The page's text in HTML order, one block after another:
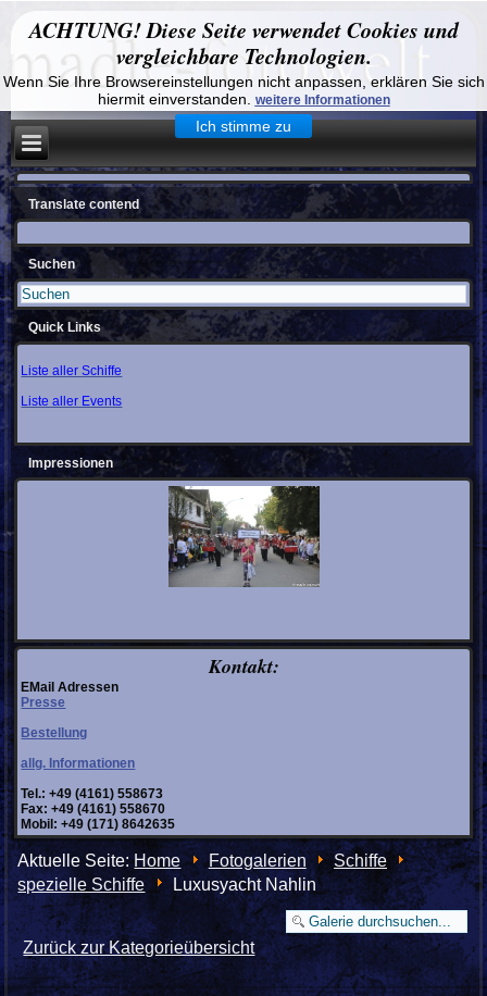
ACHTUNG! Diese Seite verwendet Cookies und
vergleichbare Technologien.
Wenn Sie Ihre Browsereinstellungen nicht anpassen, erklären Sie sich
hiermit einverstanden.
weitere Informationen
Ich stimme zu
Translate contend
Suchen
Quick Links
Liste aller Schiffe
Liste aller Events
Impressionen
Kontakt:
EMail Adressen
Presse
Bestellung
allg. Informationen
Tel.: +49 (4161) 558673
Fax: +49 (4161) 558670
Mobil: +49 (171) 8642635
Aktuelle Seite:Home Fotogalerien
Schiffe
spezielle Schiffe
Luxusyacht Nahlin
Zurück zur Kategorieübersicht